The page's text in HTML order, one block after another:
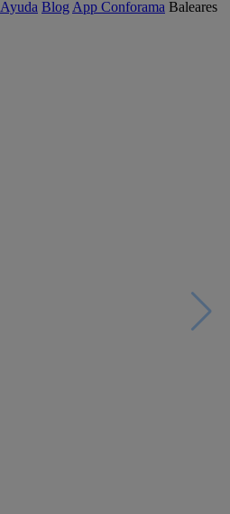
Ayuda Blog App Conforama Baleares